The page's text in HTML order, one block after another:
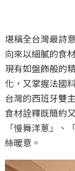
堪稱全台灣最詩
向來以細膩的食
現有如盤飾般的
化，又掌握法國
台灣的西班牙雙
食材詮釋既簡約
「慢舞洋蔥」、
絲暖意。